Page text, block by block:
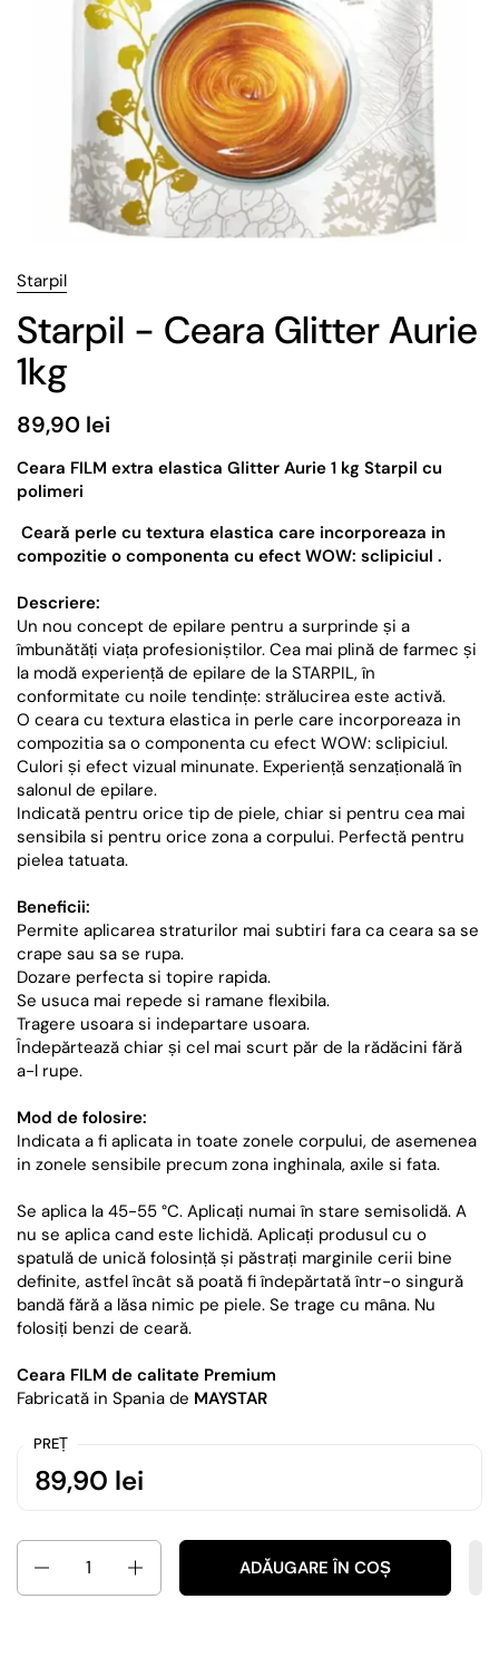
Starpil
Starpil - Ceara Glitter Aurie
1kg
89,90 lei
Ceara FILM extra elastica Glitter Aurie 1 kg Starpil cu
polimeri
Ceară perle cu textura elastica care incorporeaza in
compozitie o componenta cu efect WOW: sclipiciul .
Descriere:
Un nou concept de epilare pentru a surprinde și a
îmbunătăți viața profesioniștilor. Cea mai plină de farmec și
la modă experiență de epilare de la STARPIL, în
conformitate cu noile tendințe: strălucirea este activă.
O ceara cu textura elastica in perle care incorporeaza in
compozitia sa o componenta cu efect WOW: sclipiciul.
Culori și efect vizual minunate. Experiență senzațională în
salonul de epilare.
Indicată pentru orice tip de piele, chiar si pentru cea mai
sensibila si pentru orice zona a corpului. Perfectă pentru
pielea tatuata.
Beneficii:
Permite aplicarea straturilor mai subtiri fara ca ceara sa se
crape sau sa se rupa.
Dozare perfecta si topire rapida.
Se usuca mai repede si ramane flexibila.
Tragere usoara si indepartare usoara.
Îndepărtează chiar și cel mai scurt păr de la rădăcini fără
a-l rupe.
Mod de folosire:
Indicata a fi aplicata in toate zonele corpului, de asemenea
in zonele sensibile precum zona inghinala, axile si fata.
Se aplica la 45-55 °C. Aplicați numai în stare semisolidă. A
nu se aplica cand este lichidă. Aplicați produsul cu o
spatulă de unică folosință și păstrați marginile cerii bine
definite, astfel încât să poată fi îndepărtată într-o singură
bandă fără a lăsa nimic pe piele. Se trage cu mâna. Nu
folosiți benzi de ceară.
Ceara FILM de calitate Premium
Fabricată in Spania de MAYSTAR
PREȚ
89,90 lei
Cantitate
ADĂUGARE ÎN COȘ